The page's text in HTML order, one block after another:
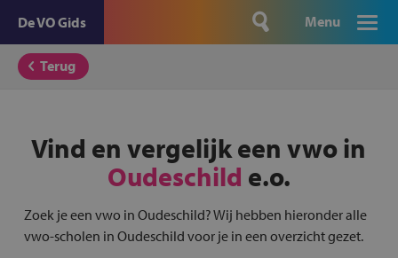
De VO Gids Menu
Terug
Vind en vergelijk een vwo in
Oudeschild e.o.
Zoek je een vwo in Oudeschild? Wij hebben hieronder alle
vwo-scholen in Oudeschild voor je in een overzicht gezet.